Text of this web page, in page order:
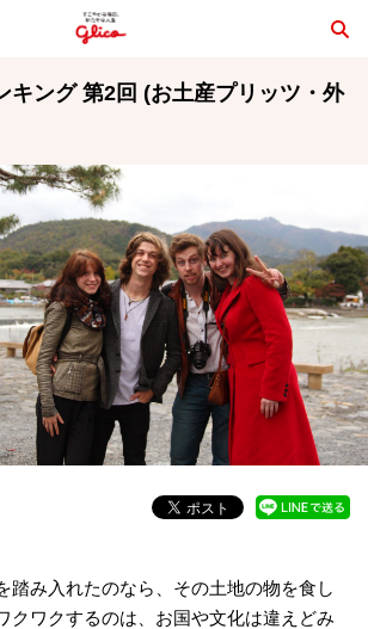
キング 第2回 (お土産プリッツ・外
踏み入れたのなら、その土地の物を食し
クワクするのは、お国や文化は違えどみ